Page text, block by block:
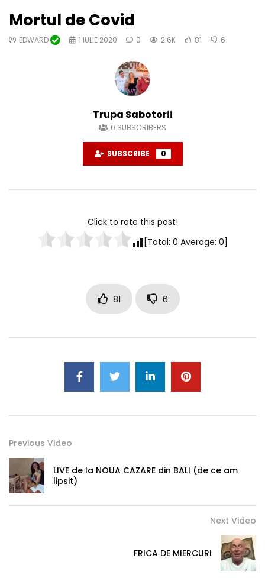
Mortul de Covid
EDWARD 1 IULIE 2020 0 2.6K 81 6
Trupa Sabotorii
0 SUBSCRIBERS
SUBSCRIBE 0
Click to rate this post!
[Total: 0 Average: 0]
81 6
Previous Video
LIVE de la NOUA CAZARE din BALI (de ce am
lipsit)
Next Video
FRICA DE MIERCURI